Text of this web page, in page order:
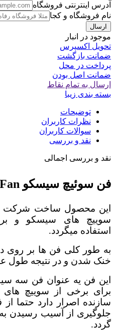
آدرس اینترنتی فروشگاه
نام فروشگاه و کجا
موجود در انبار
تحویل اکسپرس
ضمانت بازگشت
پرداخت در محل
ضمانت اصل بودن
ارسال به تمام نقاط
بسته بندی زیبا
توضیحات
نظرات کاربران
سوالات کاربران
نقد و بررسی
نقد و بررسی اجمالی
فن سوئیچ سیسکو Switch cisco Fan
این محصول ساخت شرکت
سوییچ های سیسکو و
استفاده میگردد.
به طور کلی فن ها بر روی
خنک شدن و در نتیجه طول
این فن یه عنوان فن سه
برای برخی از سوییچ
سازنده اصرار دارد
جلوگیری از آسیب رسیدن
گردد.